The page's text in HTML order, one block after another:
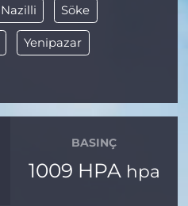
Nazilli Söke
Yenipazar
BASINÇ
1009 HPA hpa